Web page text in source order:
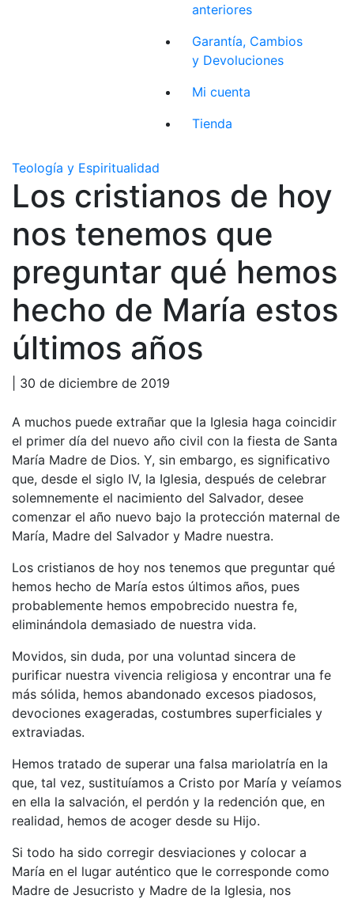
anteriores
Garantía, Cambios
y Devoluciones
Mi cuenta
Tienda
Teología y Espiritualidad
Los cristianos de hoy
nos tenemos que
preguntar qué hemos
hecho de María estos
últimos años
| 30 de diciembre de 2019
A muchos puede extrañar que la Iglesia haga coincidir
el primer día del nuevo año civil con la fiesta de Santa
María Madre de Dios. Y, sin embargo, es significativo
que, desde el siglo IV, la Iglesia, después de celebrar
solemnemente el nacimiento del Salvador, desee
comenzar el año nuevo bajo la protección maternal de
María, Madre del Salvador y Madre nuestra.
Los cristianos de hoy nos tenemos que preguntar qué
hemos hecho de María estos últimos años, pues
probablemente hemos empobrecido nuestra fe,
eliminándola demasiado de nuestra vida.
Movidos, sin duda, por una voluntad sincera de
purificar nuestra vivencia religiosa y encontrar una fe
más sólida, hemos abandonado excesos piadosos,
devociones exageradas, costumbres superficiales y
extraviadas.
Hemos tratado de superar una falsa mariolatría en la
que, tal vez, sustituíamos a Cristo por María y veíamos
en ella la salvación, el perdón y la redención que, en
realidad, hemos de acoger desde su Hijo.
Si todo ha sido corregir desviaciones y colocar a
María en el lugar auténtico que le corresponde como
Madre de Jesucristo y Madre de la Iglesia, nos